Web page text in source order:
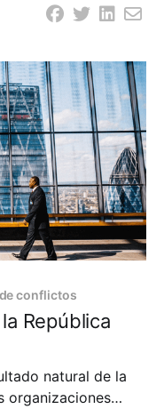
la Tasa de
puntos básicos. De
conflictos
República
natural de la
organizaciones